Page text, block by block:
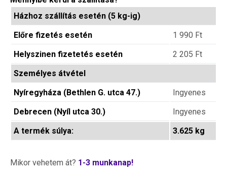
Házhoz szállítás esetén (5 kg-ig)
Előre fizetés esetén
1 990 Ft
Helyszinen fizetetés esetén
2 205 Ft
Személyes átvétel
Nyíregyháza (Bethlen G. utca 47.)
Ingyenes
Debrecen (Nyíl utca 30.)
Ingyenes
A termék súlya:
3.625 kg
Mikor vehetem át? 1-3 munkanap!